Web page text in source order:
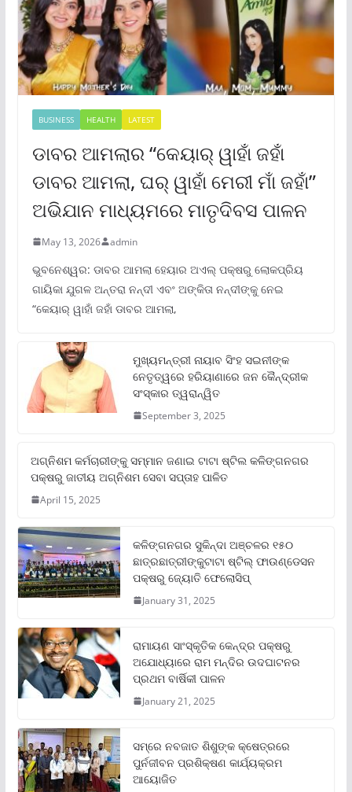
BUSINESS HEALTH LATEST
ଡାବର ଆମଲାର “କେୟାର୍ ୱାହାଁ ଜହାଁ
ଡାବର ଆମଲା, ଘର୍ ୱାହାଁ ମେରୀ ମାଁ ଜହାଁ”
ଅଭିଯାନ ମାଧ୍ୟମରେ ମାତୃଦିବସ ପାଳନ
May 13, 2026 admin
ଭୁବନେଶ୍ୱର: ଡାବର ଆମଲା ହେୟାର ଅଏଲ୍ ପକ୍ଷରୁ ଲୋକପ୍ରିୟ
ଗାୟିକା ଯୁଗଳ ଅନ୍ତରା ନନ୍ଦୀ ଏବଂ ଅଙ୍କିତା ନନ୍ଦୀଙ୍କୁ ନେଇ
“କେୟାର୍ ୱାହାଁ ଜହାଁ ଡାବର ଆମଲା,
ମୁଖ୍ୟମନ୍ତ୍ରୀ ନାୟାବ ସିଂହ ସଇନୀଙ୍କ
ନେତୃତ୍ୱରେ ହରିୟାଣାରେ ଜନ କୈନ୍ଦ୍ରୀକ
ସଂସ୍କାର ତ୍ୱରାନ୍ୱିତ
September 3, 2025
ଅଗ୍ନିଶମ କର୍ମଚାରୀଙ୍କୁ ସମ୍ମାନ ଜଣାଇ ଟାଟା ଷ୍ଟିଲ କଳିଙ୍ଗନଗର
ପକ୍ଷରୁ ଜାତୀୟ ଅଗ୍ନିଶମ ସେବା ସପ୍ତାହ ପାଳିତ
April 15, 2025
କଳିଙ୍ଗନଗର ସୁକିନ୍ଦା ଅଞ୍ଚଳର ୧୫୦
ଛାତ୍ରଛାତ୍ରୀଙ୍କୁଟାଟା ଷ୍ଟିଲ୍ ଫାଉଣ୍ଡେସନ
ପକ୍ଷରୁ ଜ୍ୟୋତି ଫେଲୋସିପ୍‌
January 31, 2025
ରାମାୟଣ ସାଂସ୍କୃତିକ କେନ୍ଦ୍ର ପକ୍ଷରୁ
ଅଯୋଧ୍ୟାରେ ରାମ ମନ୍ଦିର ଉଦଘାଟନର
ପ୍ରଥମ ବାର୍ଷିକୀ ପାଳନ
January 21, 2025
ସମ୍‌ରେ ନବଜାତ ଶିଶୁଙ୍କ କ୍ଷେତ୍ରରେ
ପୁର୍ନଜୀବନ ପ୍ରଶିକ୍ଷଣ କାର୍ଯ୍ୟକ୍ରମ
ଆୟୋଜିତ